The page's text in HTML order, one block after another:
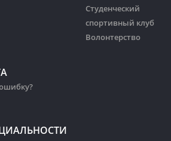
Студенческий
спортивный клуб
Волонтерство